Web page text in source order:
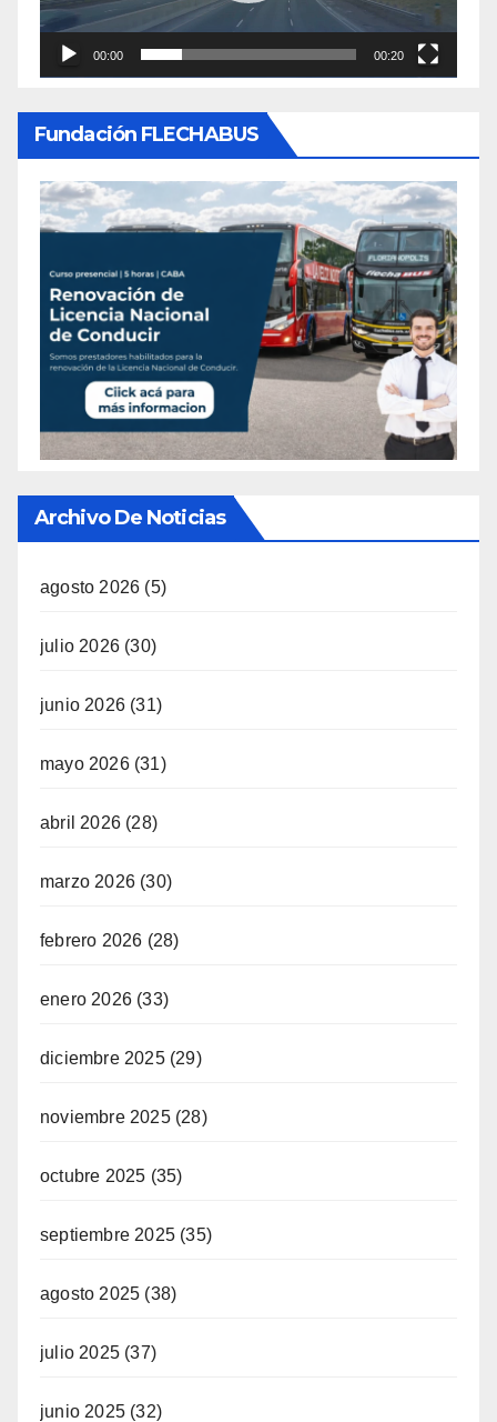
00:00 00:20
Fundación FLECHABUS
Archivo De Noticias
agosto 2026 (5)
julio 2026 (30)
junio 2026 (31)
mayo 2026(31)
abril 2026 (28)
marzo 2026 (30)
febrero 2026 (28)
enero 2026 (33)
diciembre 2025(29)
noviembre 2025(28)
octubre 2025 (35)
septiembre 2025 (35)
agosto 2025 (38)
julio 2025 (37)
junio 2025 (32)